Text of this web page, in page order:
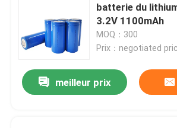
batterie du
3.2V 1100mAh
MOQ：300
Prix：negotiated
meilleur prix